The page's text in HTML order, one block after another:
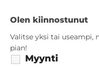
Olen kiinnostunut
Myynti
Valitse yksi tai
pian!